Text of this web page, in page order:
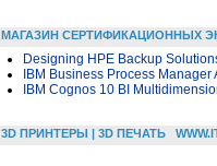
МАГАЗИН СЕРТИФИКАЦИОННЫХ
Designing HPE Backup
IBM Business Process
IBM Cognos 10 BI
3D ПРИНТЕРЫ | 3D ПЕЧАТЬ